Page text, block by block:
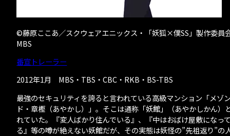
©藤原ここあ／スクウェアエニックス・「妖狐×僕SS」製作委員
MBS
番宣トレーラー
2012年1月 MBS・TBS・CBC・RKB・BS-TBS
最強のセキュリティを誇ると言われている高級マンション「メゾ
ド・章樫（あやかし）」。そこは通称「妖館」（あやかしかん）
れていた。『変人ばかり住んでいる』、『中はおばけ屋敷になっ
る』等の噂が絶えない妖館だが、その実態は妖怪の”先祖返り”の